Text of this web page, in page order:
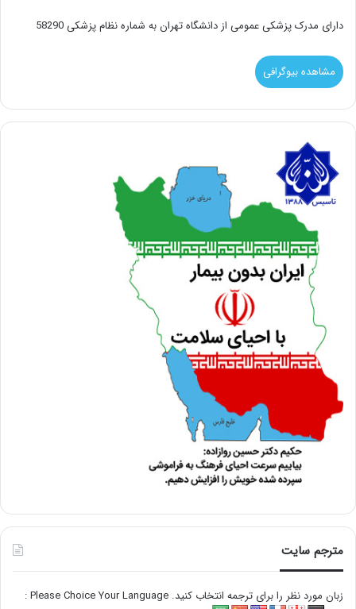
دارای مدرک پزشکی عمومی از دانشگاه تهران به شماره نظام پزشکی 58290
مشاهده بیوگرافی
مترجم سایت
زبان مورد نظر را برای ترجمه انتخاب کنید. Please Choice Your Language :